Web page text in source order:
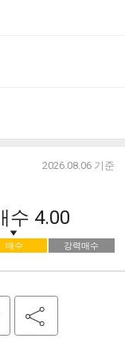
2026.08.06 기준
수 4.00
매수 강력매수